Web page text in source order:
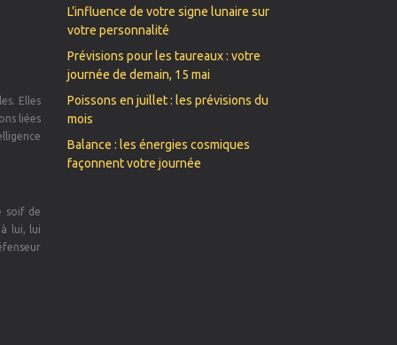
Elles
liées
soif de
lui, lui
L’influence de votre signe lunaire sur
votre personnalité
Prévisions pour les taureaux : votre
journée de demain, 15 mai
Poissons en juillet : les prévisions du
mois
Balance : les énergies cosmiques
façonnent votre journée